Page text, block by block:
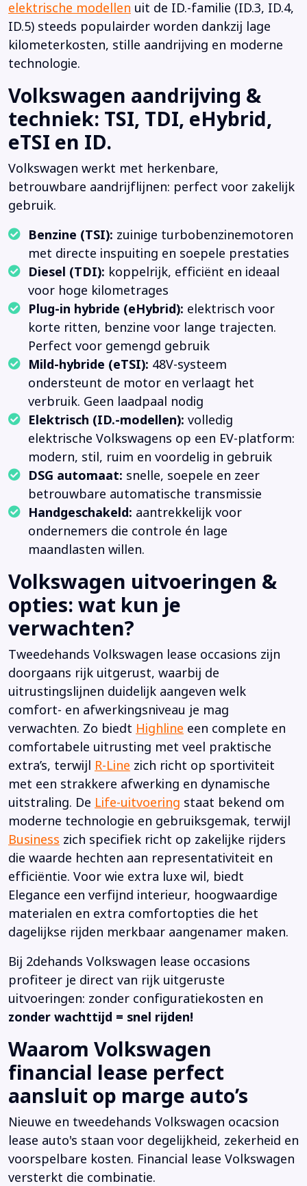
elektrische modellen uit de ID.-familie (ID.3, ID.4,
ID.5) steeds populairder worden dankzij lage
kilometerkosten, stille aandrijving en moderne
technologie.
Volkswagen aandrijving &
techniek: TSI, TDI, eHybrid,
eTSI en ID.
Volkswagen werkt met herkenbare,
betrouwbare aandrijflijnen: perfect voor zakelijk
gebruik.
Benzine (TSI): zuinige turbobenzinemotoren
met directe inspuiting en soepele prestaties
Diesel (TDI): koppelrijk, efficiënt en ideaal
voor hoge kilometrages
Plug-in hybride (eHybrid): elektrisch voor
korte ritten, benzine voor lange trajecten.
Perfect voor gemengd gebruik
Mild-hybride (eTSI): 48V-systeem
ondersteunt de motor en verlaagt het
verbruik. Geen laadpaal nodig
Elektrisch (ID.-modellen): volledig
elektrische Volkswagens op een EV-platform:
modern, stil, ruim en voordelig in gebruik
DSG automaat: snelle, soepele en zeer
betrouwbare automatische transmissie
Handgeschakeld: aantrekkelijk voor
ondernemers die controle én lage
maandlasten willen.
Volkswagen uitvoeringen &
opties: wat kun je
verwachten?
Tweedehands Volkswagen lease occasions zijn
doorgaans rijk uitgerust, waarbij de
uitrustingslijnen duidelijk aangeven welk
comfort- en afwerkingsniveau je mag
verwachten. Zo biedt Highline een complete en
comfortabele uitrusting met veel praktische
extra’s, terwijl R-Line zich richt op sportiviteit
met een strakkere afwerking en dynamische
uitstraling. De Life-uitvoering staat bekend om
moderne technologie en gebruiksgemak, terwijl
Business zich specifiek richt op zakelijke rijders
die waarde hechten aan representativiteit en
efficiëntie. Voor wie extra luxe wil, biedt
Elegance een verfijnd interieur, hoogwaardige
materialen en extra comfortopties die het
dagelijkse rijden merkbaar aangenamer maken.
Bij 2dehands Volkswagen lease occasions
profiteer je direct van rijk uitgeruste
uitvoeringen: zonder configuratiekosten en
zonder wachttijd = snel rijden!
Waarom Volkswagen
financial lease perfect
aansluit op marge auto’s
Nieuwe en tweedehands Volkswagen ocacsion
lease auto's staan voor degelijkheid, zekerheid en
voorspelbare kosten. Financial lease Volkswagen
versterkt die combinatie.